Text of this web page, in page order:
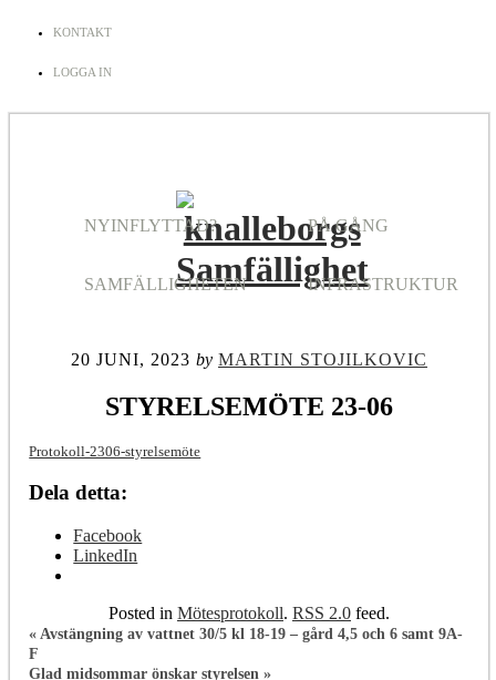
KONTAKT
LOGGA IN
NYINFLYTTAD?
SAMFÄLLIGHETEN
PÅ GÅNG
INFRASTRUKTUR
20 JUNI, 2023 by MARTIN STOJILKOVIC
STYRELSEMÖTE 23-06
Protokoll-2306-styrelsemöte
Dela detta:
Facebook
LinkedIn
Posted in Mötesprotokoll. RSS 2.0feed.
« Avstängning av vattnet 30/5 kl 18-19 – gård 4,5 och 6 samt 9A-
F
Glad midsommar önskar styrelsen »